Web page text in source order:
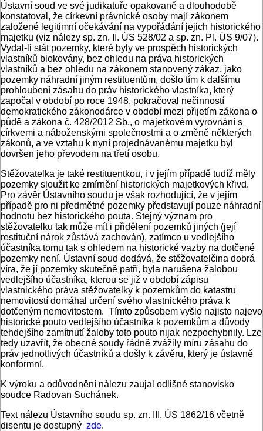
Ústavní soud ve své judikatuře opakovaně a dlouhodobě
konstatoval, že církevní právnické osoby mají zákonem
založené legitimní očekávání na vypořádání jejich historického
majetku (viz nálezy sp. zn. II. ÚS 528/02 a sp. zn. Pl. ÚS 9/07).
Vydal-li stát pozemky, které byly ve prospěch historických
vlastníků blokovány, bez ohledu na práva historických
vlastníků a bez ohledu na zákonem stanovený zákaz, jako
pozemky náhradní jiným restituentům, došlo tím k dalšímu
prohloubení zásahu do práv historického vlastníka, který
započal v období po roce 1948, pokračoval nečinností
demokratického zákonodárce v období mezi přijetím zákona o
půdě a zákona č. 428/2012 Sb., o majetkovém vyrovnání s
církvemi a náboženskými společnostmi a o změně některých
zákonů, a ve vztahu k nyní projednávanému majetku byl
dovršen jeho převodem na třetí osobu.
Stěžovatelka je také restituentkou, i v jejím případě tudíž měly
pozemky sloužit ke zmírnění historických majetkových křivd.
Pro závěr Ústavního soudu je však rozhodující, že v jejím
případě pro ni předmětné pozemky představují pouze náhradní
hodnotu bez historického pouta. Stejný význam pro
stěžovatelku tak může mít i přidělení pozemků jiných (její
restituční nárok zůstává zachován), zatímco u vedlejšího
účastníka tomu tak s ohledem na historické vazby na dotčené
pozemky není. Ústavní soud dodává, že stěžovatelčina dobrá
víra, že jí pozemky skutečně patří, byla narušena žalobou
vedlejšího účastníka, kterou se již v období zápisu
vlastnického práva stěžovatelky k pozemkům do katastru
nemovitostí domáhal určení svého vlastnického práva k
dotčeným nemovitostem. Tímto způsobem vyšlo najisto najevo
historické pouto vedlejšího účastníka k pozemkům a důvody
tehdejšího zamítnutí žaloby toto pouto nijak nezpochybnily. Lze
tedy uzavřít, že obecné soudy řádně zvážily míru zásahu do
práv jednotlivých účastníků a došly k závěru, který je ústavně
konformní.
K výroku a odůvodnění nálezu zaujal odlišné stanovisko
soudce Radovan Suchánek.
Text nálezu Ústavního soudu sp. zn. III. ÚS 1862/16 včetně
disentu je dostupný zde.